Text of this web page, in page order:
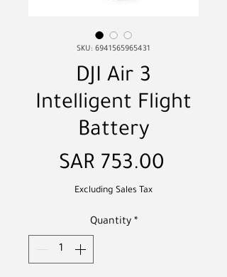
SKU: 6941565965431
DJI Air 3
Intelligent Flight
Battery
SAR 753.00
Excluding Sales Tax
Quantity *